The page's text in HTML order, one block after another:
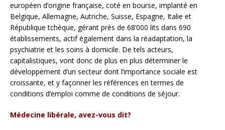
européen d’origine française, coté en bourse, implanté en
Belgique, Allemagne, Autriche, Suisse, Espagne, Italie et
République tchèque, gérant près de 68’000 lits dans 690
établissements, actif également dans la réadaptation, la
psychiatrie et les soins à domicile. De tels acteurs,
capitalistiques, vont donc de plus en plus déterminer le
développement d’un secteur dont l’importance sociale est
croissante, et y façonner les références en termes de
conditions d’emploi comme de conditions de séjour.
Médecine libérale, avez-vous dit?